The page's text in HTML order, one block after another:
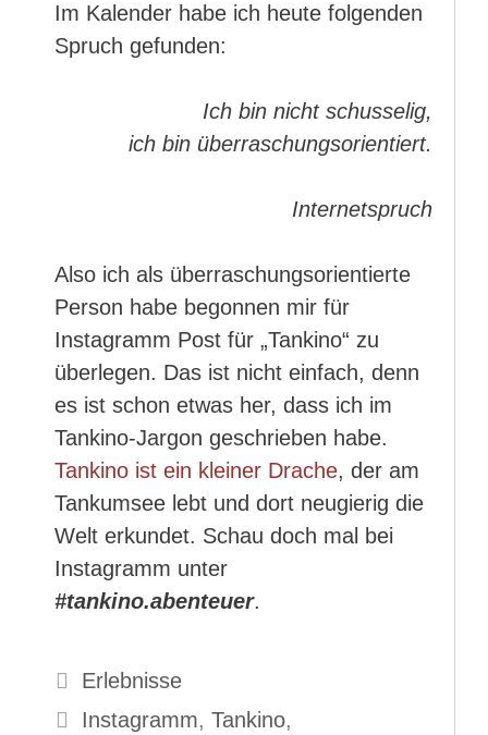
Im Kalender habe ich heute folgenden
Spruch gefunden:
Ich bin nicht schusselig,
ich bin überraschungsorientiert.
Internetspruch
Also ich als überraschungsorientierte
Person habe begonnen mir für
Instagramm Post für „Tankino“ zu
überlegen. Das ist nicht einfach, denn
es ist schon etwas her, dass ich im
Tankino-Jargon geschrieben habe.
Tankino ist ein kleiner Drache, der am
Tankumsee lebt und dort neugierig die
Welt erkundet. Schau doch mal bei
Instagramm unter
#tankino.abenteuer.
Kategorien
Erlebnisse
Schlagwörter
Instagramm, Tankino,